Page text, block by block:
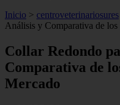
Inicio > centroveterinariosures
Análisis y Comparativa de
Collar Redondo
Comparativa de
Mercado